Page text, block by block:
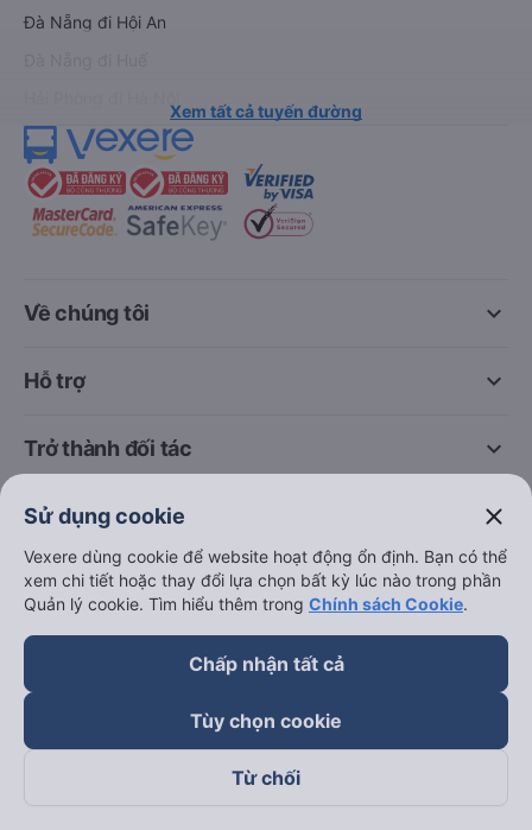
Đà Nẵng đi Hội An
Xem tất cả tuyến đường
keyboard_arrow_down
Về chúng tôi
keyboard_arrow_down
Hỗ trợ
keyboard_arrow_down
Trở thành đối tác
Đối tác thanh toán
Sử dụng cookie close
Vexere dùng cookie để website hoạt động ổn định. Bạn có thể
xem chi tiết hoặc thay đổi lựa chọn bất kỳ lúc nào trong phần
Quản lý cookie. Tìm hiểu thêm trong Chính sách Cookie.
Chấp nhận tất cả
Tùy chọn cookie
Từ chối